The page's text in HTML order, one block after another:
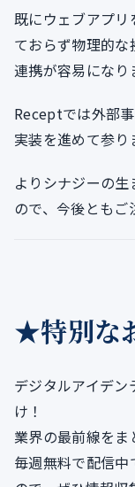
既にウェブアプリ
ておらず物理的
連携が容易になり
Receptでは外部
実装を進めて参り
よりシナジーの
ので、今後ともご
★特別な
デジタルアイデン
け！
業界の最前線を
毎週無料で配信中